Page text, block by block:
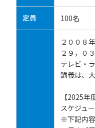
定員 100名
２００８
２９，０
テレビ・
講義は、
【2025
スケジュー
※下記内